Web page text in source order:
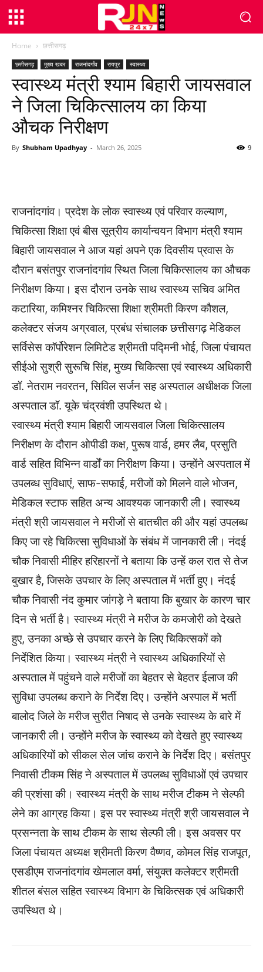
Home छत्तीसगढ़
छत्तीसगढ़ मुख्य खबर राजनांदगाँव रायपुर स्वास्थ्य
स्वास्थ्य मंत्री श्याम बिहारी जायसवाल
ने जिला चिकित्सालय का किया
औचक निरीक्षण
By Shubham Upadhyay - March 26, 2025 9
राजनांदगांव। प्रदेश के लोक स्वास्थ्य एवं परिवार कल्याण,
चिकित्सा शिक्षा एवं बीस सूत्रीय कार्यान्वयन विभाग मंत्री श्याम
बिहारी जायसवाल ने आज यहां अपने एक दिवसीय प्रवास के
दौरान बसंतपुर राजनांदगांव स्थित जिला चिकित्सालय का औचक
निरीक्षण किया। इस दौरान उनके साथ स्वास्थ्य सचिव अमित
कटारिया, कमिश्नर चिकित्सा शिक्षा श्रीमती किरण कौशल,
कलेक्टर संजय अग्रवाल, प्रबंध संचालक छत्तीसगढ़ मेडिकल
सर्विसेस कॉर्पोरेशन लिमिटेड श्रीमती पद्मिनी भोई, जिला पंचायत
सीईओ सुश्री सुरूचि सिंह, मुख्य चिकित्सा एवं स्वास्थ्य अधिकारी
डॉ. नेतराम नवरतन, सिविल सर्जन सह अस्पताल अधीक्षक जिला
अस्पताल डॉ. यूके चंद्रवंशी उपस्थित थे।
स्वास्थ्य मंत्री श्याम बिहारी जायसवाल जिला चिकित्सालय
निरीक्षण के दौरान ओपीडी कक्ष, पुरूष वार्ड, हमर लैब, प्रसुति
वार्ड सहित विभिन्न वार्डों का निरीक्षण किया। उन्होंने अस्पताल में
उपलब्ध सुविधाएं, साफ-सफाई, मरीजों को मिलने वाले भोजन,
मेडिकल स्टाफ सहित अन्य आवश्यक जानकारी ली। स्वास्थ्य
मंत्री श्री जायसवाल ने मरीजों से बातचीत की और यहां उपलब्ध
किए जा रहे चिकित्सा सुविधाओं के संबंध में जानकारी ली। नंदई
चौक निवासी मीहिर हरिहारनों ने बताया कि उन्हें कल रात से तेज
बुखार है, जिसके उपचार के लिए अस्पताल में भर्ती हुए। नंदई
चौक निवासी नंद कुमार जांगड़े ने बताया कि बुखार के कारण चार
दिन से भर्ती है। स्वास्थ्य मंत्री ने मरीज के कमजोरी को देखते
हुए, उनका अच्छे से उपचार करने के लिए चिकित्सकों को
निर्देशित किया। स्वास्थ्य मंत्री ने स्वास्थ्य अधिकारियों से
अस्पताल में पहुंचने वाले मरीजों का बेहतर से बेहतर ईलाज की
सुविधा उपलब्ध कराने के निर्देश दिए। उन्होंने अस्पाल में भर्ती
बालोद जिले के मरीज सुरीत निषाद से उनके स्वास्थ्य के बारे में
जानकारी ली। उन्होंने मरीज के स्वास्थ्य को देखते हुए स्वास्थ्य
अधिकारियों को सीकल सेल जांच कराने के निर्देश दिए। बसंतपुर
निवासी टीकम सिंह ने अस्पताल में उपलब्ध सुविधाओं एवं उपचार
की प्रशंसा की। स्वास्थ्य मंत्री के साथ मरीज टीकम ने सेल्फी
लेने का आग्रह किया। इस पर स्वास्थ्य मंत्री श्री जायसवाल ने
प्रसन्नता के साथ टीकम के साथ सेल्फी ली। इस अवसर पर
जिला पंचायत अध्यक्ष श्रीमती किरण वैष्णव, कोमल सिंह राजपूत,
एसडीएम राजनांदगांव खेमलाल वर्मा, संयुक्त कलेक्टर श्रीमती
शीतल बंसल सहित स्वास्थ्य विभाग के चिकित्सक एवं अधिकारी
उपस्थित थे।